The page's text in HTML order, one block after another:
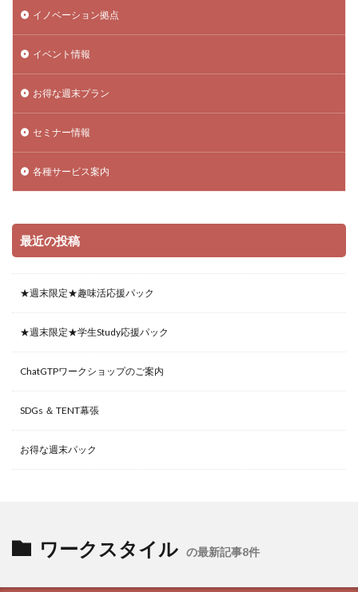
イノベーション拠点
イベント情報
お得な週末プラン
セミナー情報
各種サービス案内
最近の投稿
★週末限定★趣味活応援パック
★週末限定★学生Study応援パック
ChatGTPワークショップのご案内
SDGs ＆ TENT幕張
お得な週末パック
ワークスタイル の最新記事8件